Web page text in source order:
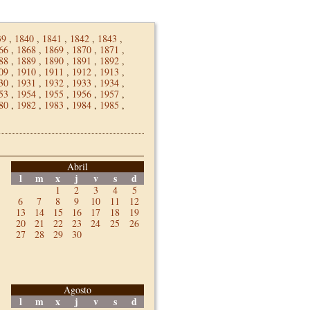
, 1840 , 1841 , 1842 , 1843 ,
, 1868 , 1869 , 1870 , 1871 ,
, 1889 , 1890 , 1891 , 1892 ,
, 1910 , 1911 , 1912 , 1913 ,
, 1931 , 1932 , 1933 , 1934 ,
, 1954 , 1955 , 1956 , 1957 ,
, 1982 , 1983 , 1984 , 1985 ,
Abril
l m x j v s d
1 2 3 4
5
6
7 8 9 10 11
12
13
14 15 16 17 18
19
20
21 22 23 24 25
26
27
28 29 30
Agosto
l m x j v s d